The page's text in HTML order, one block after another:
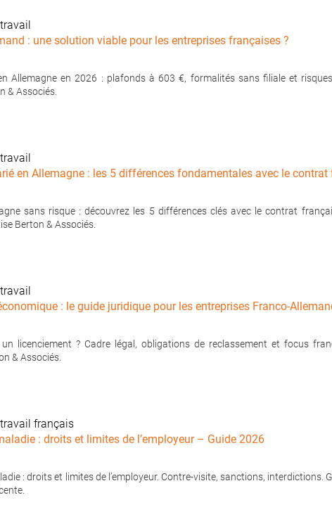
: une solution viable pour les entreprises françaises ?
Allemagne en 2026 : plafonds à 603 €, formalités sans filiale et
& Associés.
en Allemagne : les 5 différences fondamentales avec le
sans risque : découvrez les 5 différences clés avec le contrat
Berton & Associés.
: le guide juridique pour les entreprises Franco-
un licenciement ? Cadre légal, obligations de reclassement et focus
& Associés.
travail français
: droits et limites de l’employeur – Guide 2026
: droits et limites de l’employeur. Contre-visite, sanctions, interdictions.